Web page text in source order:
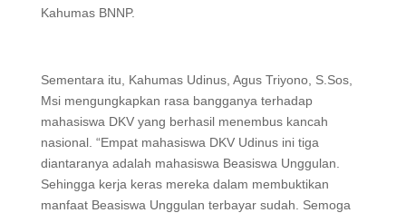
Kahumas BNNP.
Sementara itu, Kahumas Udinus, Agus Triyono, S.Sos,
Msi mengungkapkan rasa bangganya terhadap
mahasiswa DKV yang berhasil menembus kancah
nasional. “Empat mahasiswa DKV Udinus ini tiga
diantaranya adalah mahasiswa Beasiswa Unggulan.
Sehingga kerja keras mereka dalam membuktikan
manfaat Beasiswa Unggulan terbayar sudah. Semoga